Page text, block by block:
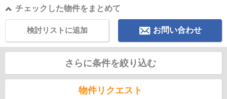
チェックした物件をまとめて
お問い合わせ
検討リストに追加
さらに条件を絞り込む
物件リクエスト